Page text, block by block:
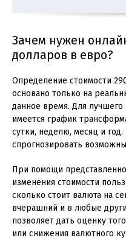
Зачем нужен
долларов в евро?
Определение стоимости
основано только на
данное время. Для лучшего
имеется график
сутки, неделю, месяц и
спрогнозировать
При помощи
изменения стоимости
сколько стоит валюта на
вчерашний и в любые
позволяет дать оценку
или снижения валютного